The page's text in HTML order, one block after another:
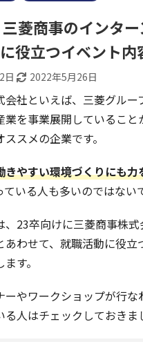
三菱商事のインタ
役立つイベント内
日 2022年5月26日
会社といえば、三菱グルー
業を事業展開していること
スメの企業です。
きやすい環境づくりにも力
ている人も多いのではない
、23卒向けに三菱商事株
あわせて、就職活動に役立
す。
ーやワークショップが行な
人はチェックしておきま